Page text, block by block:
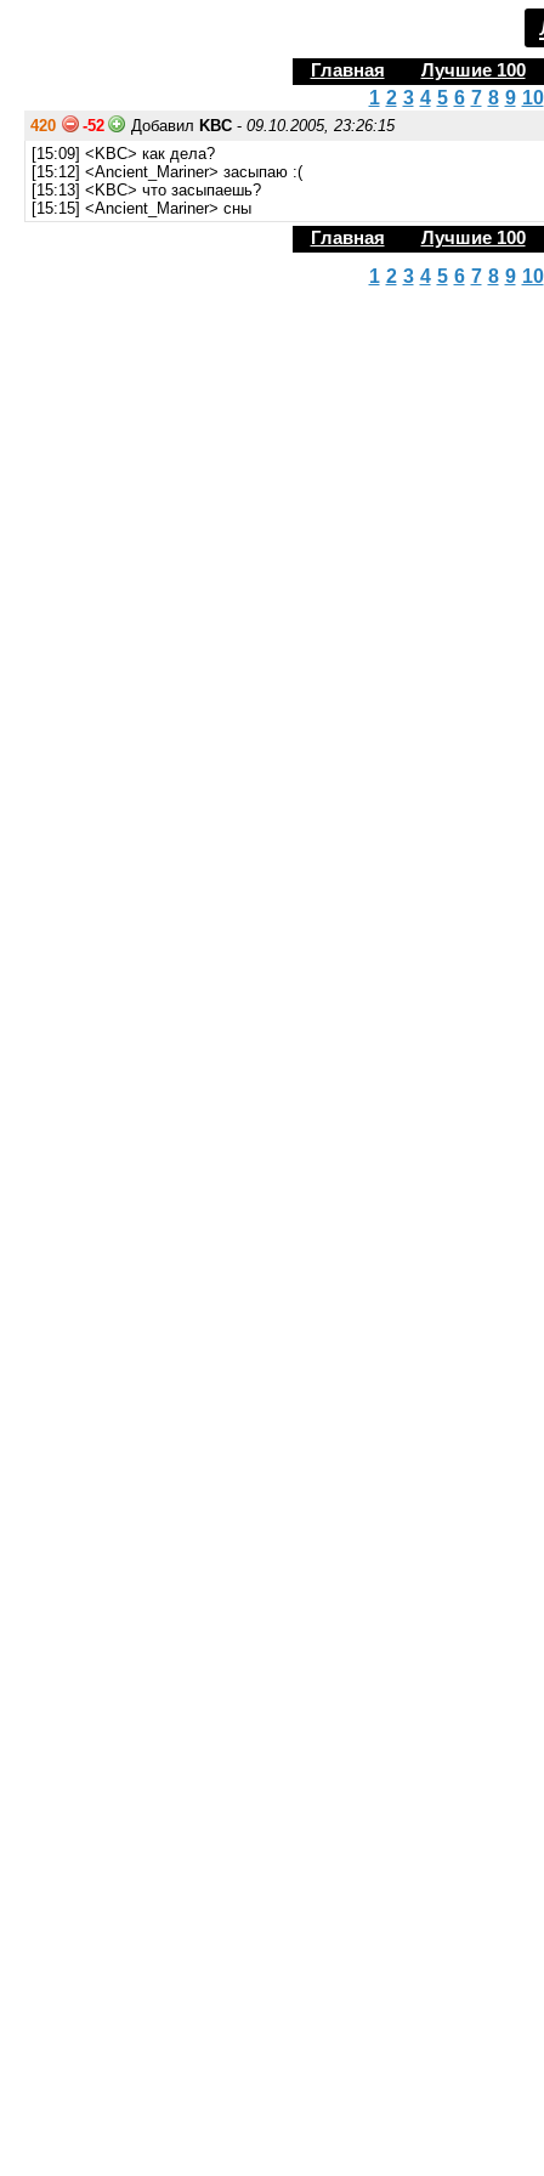
Главная Лучшие 100
1 2 3 4 5 6 7 8 9 10
420 -52 Добавил KBC - 09.10.2005, 23:26:15
[15:09] <KBC> как дела?
[15:12] <Ancient_Mariner> засыпаю :(
[15:13] <KBC> что засыпаешь?
[15:15] <Ancient_Mariner> сны
Главная Лучшие 100
1 2 3 4 5 6 7 8 9 10